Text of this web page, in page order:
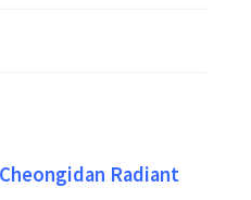
Radiant